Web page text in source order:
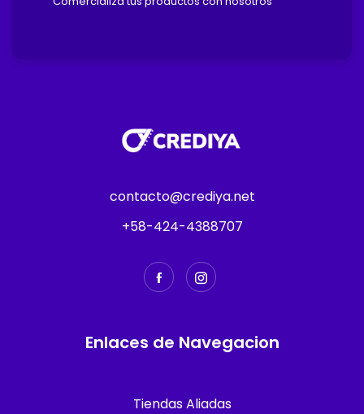
contacto@crediya.net
+58-424-4388707
Enlaces de Navegacion
Tiendas Aliadas